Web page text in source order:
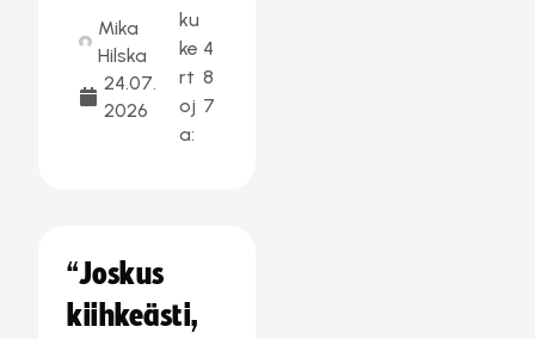
Mika
Hilska
24.07.
2026
ku
ke
rt
oj
a:
4
8
7
“Joskus
kiihkeästi,